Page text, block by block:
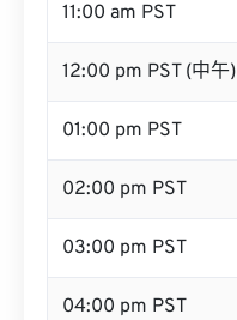
11:00 am PST
12:00 pm PST (中午)
01:00 pm PST
02:00 pm PST
03:00 pm PST
04:00 pm PST